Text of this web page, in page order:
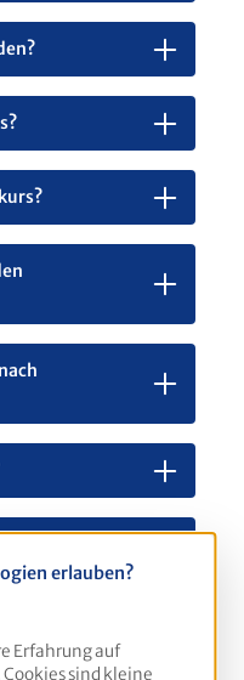
erfolgt innerhalb von
. Der Kurs ist als
und kann zeitlich
zum kostenlosen
– jederzeit verfügbar
Straßenbau-
zur Festigung und
erlauben?
Erfahrung auf
sind kleine